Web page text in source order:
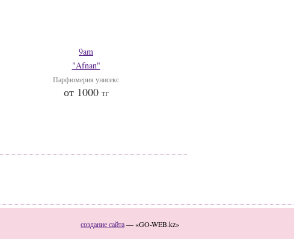
9am
"Afnan"
Парфюмерия унисекс
от 1000 тг
создание сайта— «GO-WEB.kz»